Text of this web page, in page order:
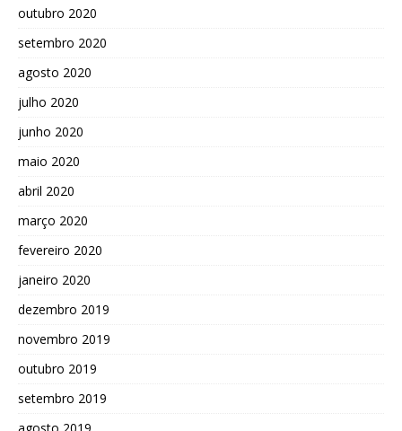
outubro 2020
setembro 2020
agosto 2020
julho 2020
junho 2020
maio 2020
abril 2020
março 2020
fevereiro 2020
janeiro 2020
dezembro 2019
novembro 2019
outubro 2019
setembro 2019